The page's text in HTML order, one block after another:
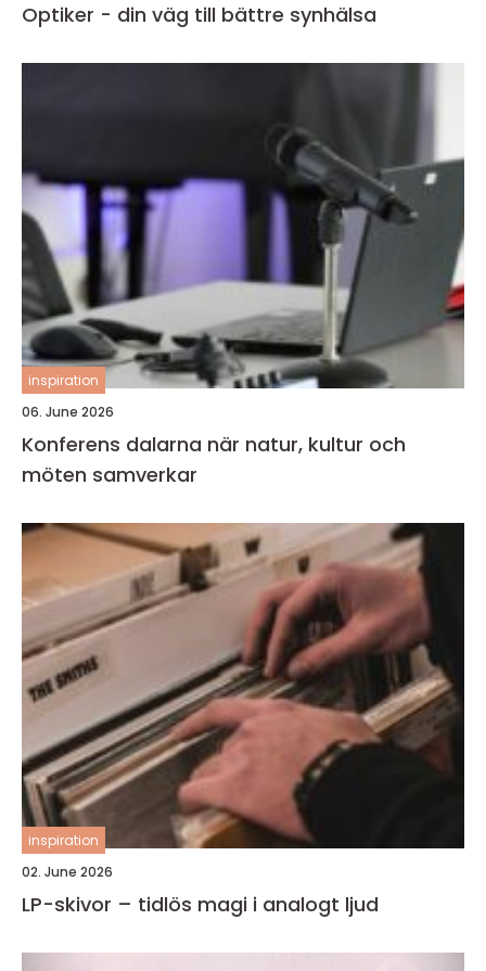
Optiker - din väg till bättre synhälsa
inspiration
06. June 2026
Konferens dalarna när natur, kultur och
möten samverkar
inspiration
02. June 2026
LP-skivor – tidlös magi i analogt ljud